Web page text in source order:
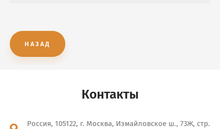
НАЗАД
Контакты
Россия, 105122, г. Москва, Измайловское ш., 73Ж, стр.